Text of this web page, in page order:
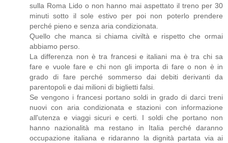
sulla Roma Lido o non hanno mai aspettato il treno per 30
minuti sotto il sole estivo per poi non poterlo prendere
perché pieno e senza aria condizionata.
Quello che manca si chiama civiltà e rispetto che ormai
abbiamo perso.
La differenza non è tra francesi e italiani ma è tra chi sa
fare e vuole fare e chi non gli importa di fare o non è in
grado di fare perché sommerso dai debiti derivanti da
parentopoli e dai milioni di biglietti falsi.
Se vengono i francesi portano soldi in grado di darci treni
nuovi con aria condizionata e stazioni con informazione
all'utenza e viaggi sicuri e certi. I soldi che portano non
hanno nazionalità ma restano in Italia perché daranno
occupazione italiana e ridaranno la dignità partata via ai